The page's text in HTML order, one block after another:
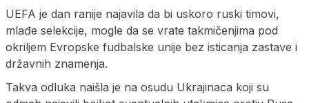
UEFA je dan ranije najavila da bi uskoro ruski timovi,
mlađe selekcije, mogle da se vrate takmičenjima pod
okriljem Evropske fudbalske unije bez isticanja zastave i
državnih znamenja.
Takva odluka naišla je na osudu Ukrajinaca koji su